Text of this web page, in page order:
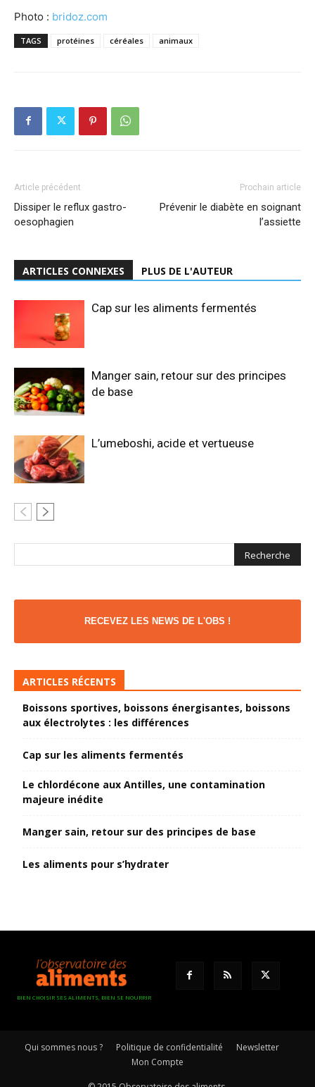
Photo : bridoz.com
TAGS protéines céréales animaux
Article précédent
Dissiper le reflux gastro-
oesophagien
Prochain article
Prévenir le diabète en soignant
l’assiette
ARTICLES CONNEXES PLUS DE L'AUTEUR
Cap sur les aliments fermentés
Manger sain, retour sur des principes
de base
L’umeboshi, acide et vertueuse
RECEVEZ LES NEWS DE L'OBS !
ARTICLES RÉCENTS
Boissons sportives, boissons énergisantes, boissons
aux électrolytes : les différences
Cap sur les aliments fermentés
Le chlordécone aux Antilles, une contamination
majeure inédite
Manger sain, retour sur des principes de base
Les aliments pour s’hydrater
BIEN CHOISIR SES ALIMENTS, BIEN SE NOURRIR
Qui sommes nous ? Politique de confidentialité
Newsletter
Mon Compte